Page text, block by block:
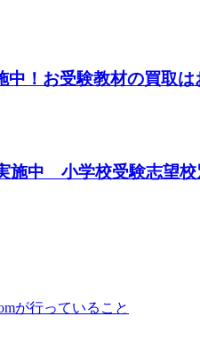
！お受験教材の買取は
施中 小学校受験志望